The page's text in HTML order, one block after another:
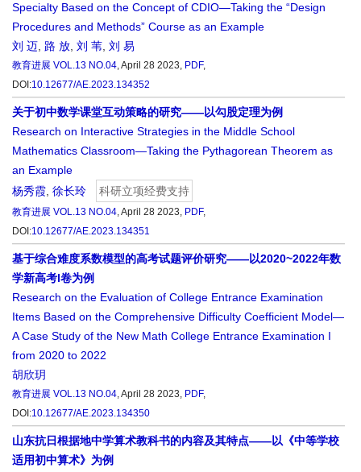
Specialty Based on the Concept of CDIO—Taking the “Design
Procedures and Methods” Course as an Example
刘 迈 路 放 刘 苇 刘 易
教育进展 VOL.13 NO.04, April 28 2023, PDF,
DOI:10.12677/AE.2023.134352
关于初中数学课堂互动策略的研究——以勾股定理为例
Research on Interactive Strategies in the Middle School
Mathematics Classroom—Taking the Pythagorean Theorem as
an Example
杨秀霞 徐长玲 科研立项经费支持
教育进展 VOL.13 NO.04, April 28 2023, PDF,
DOI:10.12677/AE.2023.134351
基于综合难度系数模型的高考试题评价研究——以2020~2022年数
学新高考I卷为例
Research on the Evaluation of College Entrance Examination
Items Based on the Comprehensive Difficulty Coefficient Model—
A Case Study of the New Math College Entrance Examination I
from 2020 to 2022
胡欣玥
教育进展 VOL.13 NO.04, April 28 2023, PDF,
DOI:10.12677/AE.2023.134350
山东抗日根据地中学算术教科书的内容及其特点——以《中等学校
适用初中算术》为例